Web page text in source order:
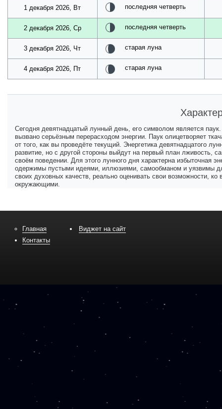
1 декабря 2026, Вт последняя четверть
2 декабря 2026, Ср последняя четверть
3 декабря 2026, Чт старая луна
4 декабря 2026, Пт старая луна
Сегодня девятнадцатый лунный день, его символом является
вызвано серьёзным перерасходом энергии. Паук олицетворяет
от того, как вы проведёте текущий. Энергетика девятнадцатого
развитие, но с другой стороны выйдут на первый план лживость,
своём поведении. Для этого лунного дня характерна избыточная
одержимы пустыми идеями, иллюзиями, самообманом и уязвимы
своих духовных качеств, реально оценивать свои возможности,
окружающими.
Главная
Контакты
Виджет на сайт